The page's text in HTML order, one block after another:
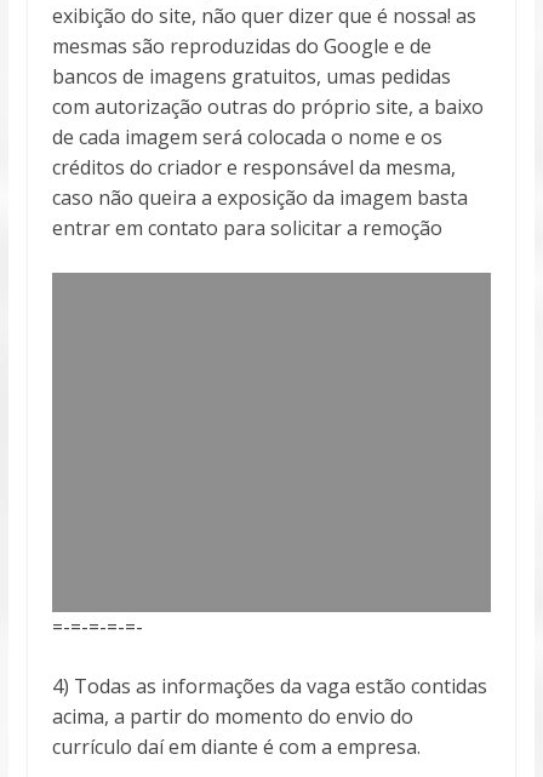
exibição do site, não quer dizer que é nossa! as
mesmas são reproduzidas do Google e de
bancos de imagens gratuitos, umas pedidas
com autorização outras do próprio site, a baixo
de cada imagem será colocada o nome e os
créditos do criador e responsável da mesma,
caso não queira a exposição da imagem basta
entrar em contato para solicitar a remoção
=-=-=-=-=-
4) Todas as informações da vaga estão contidas
acima, a partir do momento do envio do
currículo daí em diante é com a empresa.